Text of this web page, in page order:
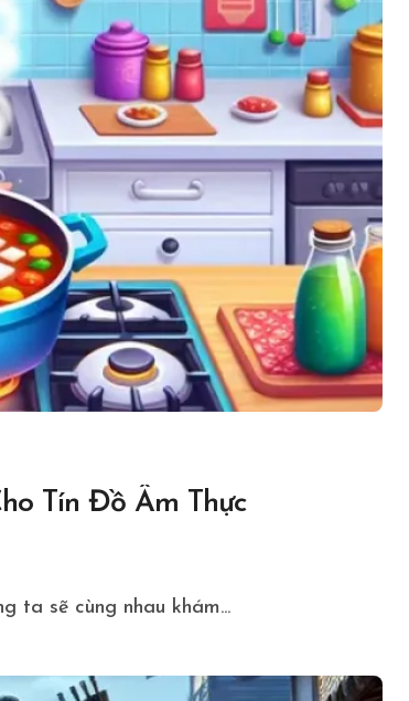
Tín Đồ Ẩm Thực
ta sẽ cùng nhau khám...